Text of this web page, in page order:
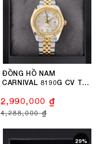
ĐỒNG HỒ NAM
CARNIVAL 8190G CV T
2,990,000 ₫
4,288,000 ₫
29%